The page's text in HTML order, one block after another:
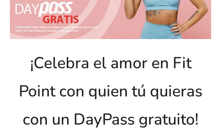
¡Celebra el amor en Fit
Point con quien tú quieras
con un DayPass gratuito!